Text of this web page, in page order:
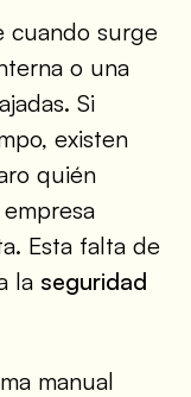
cuando surge
o una
Si
existen
quién
Esta falta de
la seguridad
manual